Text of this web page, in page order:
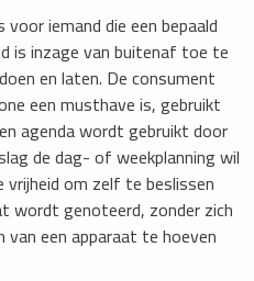
iemand die een bepaald
is inzage van buitenaf toe te
en laten. De consument
een musthave is, gebruikt
agenda wordt gebruikt door
de dag- of weekplanning wil
vrijheid om zelf te beslissen
wordt genoteerd, zonder zich
van een apparaat te hoeven